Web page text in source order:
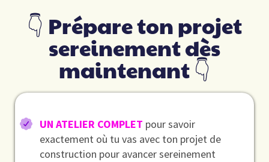
👇 Prépare ton projet
sereinement dès
maintenant 👇
UN ATELIER COMPLET pour savoir
exactement où tu vas avec ton projet de
construction pour avancer sereinement